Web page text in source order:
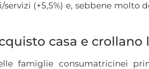
(+5,5%) e, sebbene molto
casa e crollano
famiglie consumatricinei